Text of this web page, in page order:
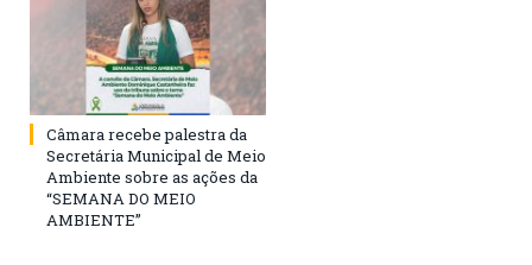
Câmara recebe palestra da
Secretária Municipal de Meio
Ambiente sobre as ações da
“SEMANA DO MEIO
AMBIENTE”